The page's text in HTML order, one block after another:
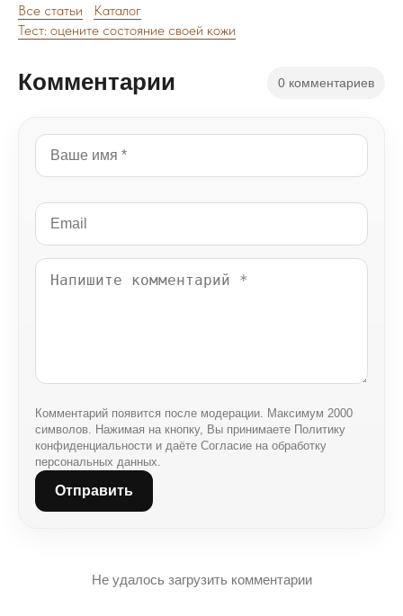
Все статьи
Каталог
Тест: оцените состояние своей кожи
Комментарии 0 комментариев
Комментарий появится после модерации. Максимум 2000
символов. Нажимая на кнопку, Вы принимаете Политику
конфиденциальности и даёте Согласие на обработку
персональных данных.
Отправить
Не удалось загрузить комментарии